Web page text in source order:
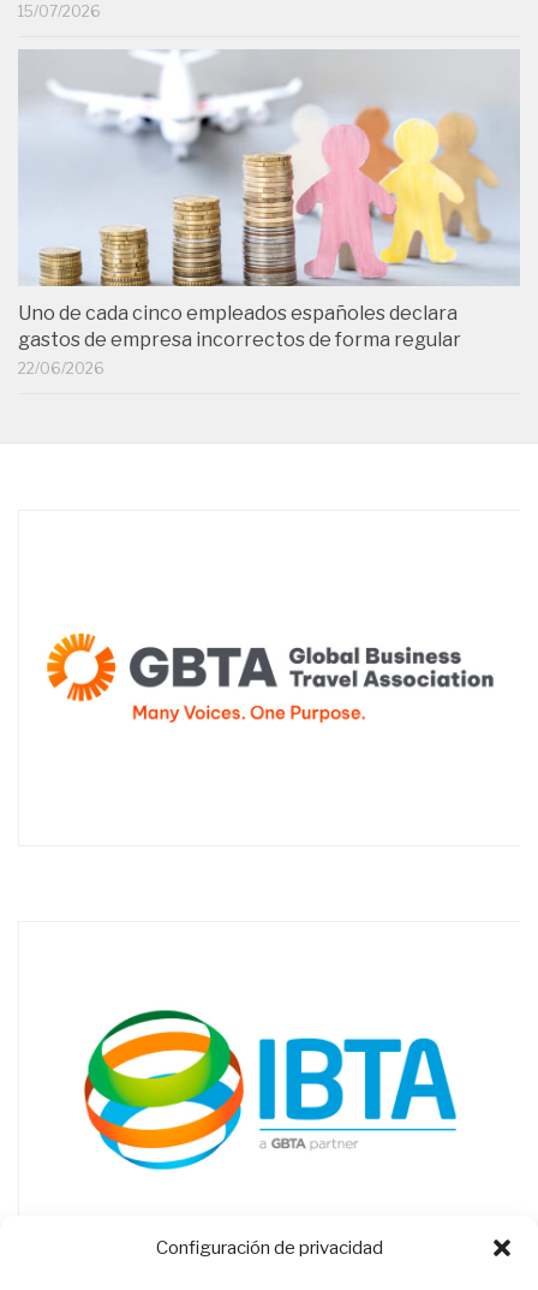
Configuración de privacidad
15/07/2026
Uno de cada cinco empleados españoles declara
gastos de empresa incorrectos de forma regular
22/06/2026